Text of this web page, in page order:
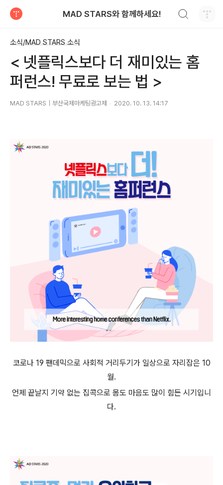
MAD STARS와 함께하세요!
소식/MAD STARS 소식
< 넷플릭스보다 더 재미있는 홈
퍼런스! 무료로 보는 법 >
MAD STARS｜부산국제마케팅광고제 2020. 10. 13. 14:17
코로나19 팬데믹으로 사회적 거리두기가 일상으로 자리잡은 10
월.
언제 끝날지 기약 없는 집콕으로 몸도 마음도 많이 힘든 시기입니
다.